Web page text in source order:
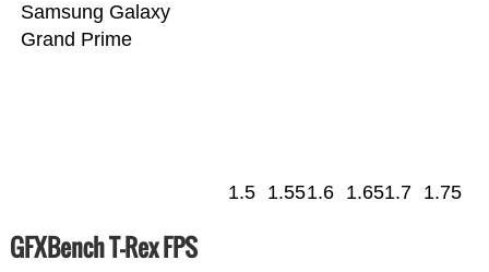
Samsung Galaxy
Grand Prime
1.5 1.551.6 1.651.7 1.75
GFXBench T-Rex FPS